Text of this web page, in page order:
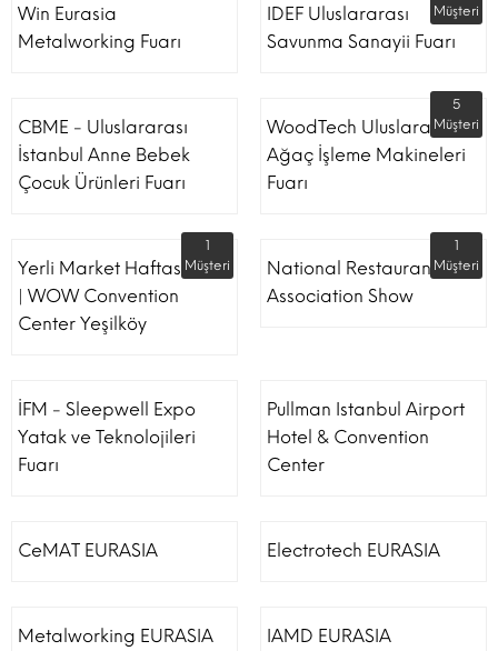
Win Eurasia
Metalworking Fuarı
IDEF Uluslararası
Savunma Sanayii Fuarı
Müşteri
CBME - Uluslararası
İstanbul Anne Bebek
Çocuk Ürünleri Fuarı
WoodTech Uluslararası
Ağaç İşleme Makineleri
Fuarı
5
Müşteri
Yerli Market Haftası Fuarı
| WOW Convention
Center Yeşilköy
1
Müşteri
National Restaurant
Association Show
1
Müşteri
İFM - Sleepwell Expo
Yatak ve Teknolojileri
Fuarı
Pullman Istanbul Airport
Hotel & Convention
Center
CeMAT EURASIA Electrotech EURASIA
Metalworking EURASIA IAMD EURASIA